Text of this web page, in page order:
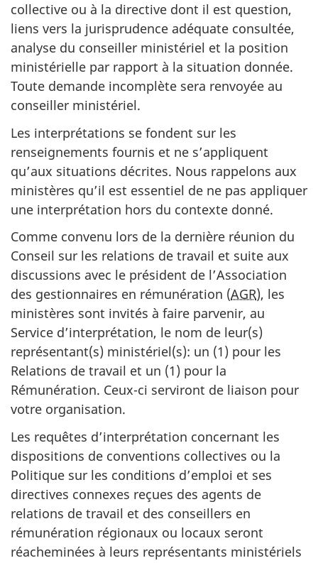
collective ou à la directive dont il est question,
liens vers la jurisprudence adéquate consultée,
analyse du conseiller ministériel et la position
ministérielle par rapport à la situation donnée.
Toute demande incomplète sera renvoyée au
conseiller ministériel.
Les interprétations se fondent sur les
renseignements fournis et ne s’appliquent
qu’aux situations décrites. Nous rappelons aux
ministères qu’il est essentiel de ne pas appliquer
une interprétation hors du contexte donné.
Comme convenu lors de la dernière réunion du
Conseil sur les relations de travail et suite aux
discussions avec le président de l’Association
des gestionnaires en rémunération (AGR), les
ministères sont invités à faire parvenir, au
Service d’interprétation, le nom de leur(s)
représentant(s) ministériel(s): un (1) pour les
Relations de travail et un (1) pour la
Rémunération. Ceux-ci serviront de liaison pour
votre organisation.
Les requêtes d’interprétation concernant les
dispositions de conventions collectives ou la
Politique sur les conditions d’emploi et ses
directives connexes reçues des agents de
relations de travail et des conseillers en
rémunération régionaux ou locaux seront
réacheminées à leurs représentants ministériels